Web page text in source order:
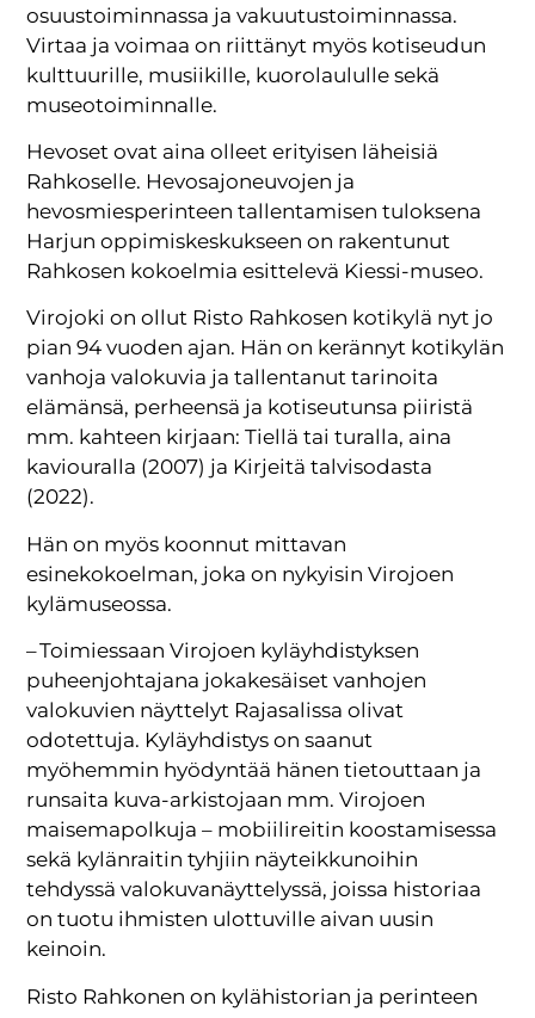
osuustoiminnassa ja vakuutustoiminnassa.
Virtaa ja voimaa on riittänyt myös kotiseudun
kulttuurille, musiikille, kuorolaululle sekä
museotoiminnalle.
Hevoset ovat aina olleet erityisen läheisiä
Rahkoselle. Hevosajoneuvojen ja
hevosmiesperinteen tallentamisen tuloksena
Harjun oppimiskeskukseen on rakentunut
Rahkosen kokoelmia esittelevä Kiessi-museo.
Virojoki on ollut Risto Rahkosen kotikylä nyt jo
pian 94 vuoden ajan. Hän on kerännyt kotikylän
vanhoja valokuvia ja tallentanut tarinoita
elämänsä, perheensä ja kotiseutunsa piiristä
mm. kahteen kirjaan: Tiellä tai turalla, aina
kaviouralla (2007) ja Kirjeitä talvisodasta
(2022).
Hän on myös koonnut mittavan
esinekokoelman, joka on nykyisin Virojoen
kylämuseossa.
– Toimiessaan Virojoen kyläyhdistyksen
puheenjohtajana jokakesäiset vanhojen
valokuvien näyttelyt Rajasalissa olivat
odotettuja. Kyläyhdistys on saanut
myöhemmin hyödyntää hänen tietouttaan ja
runsaita kuva-arkistojaan mm. Virojoen
maisemapolkuja – mobiilireitin koostamisessa
sekä kylänraitin tyhjiin näyteikkunoihin
tehdyssä valokuvanäyttelyssä, joissa historiaa
on tuotu ihmisten ulottuville aivan uusin
keinoin.
Risto Rahkonen on kylähistorian ja perinteen